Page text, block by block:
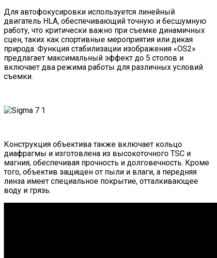
Для автофокусировки используется линейный
двигатель HLA, обеспечивающий точную и бесшумную
работу, что критически важно при съемке динамичных
сцен, таких как спортивные мероприятия или дикая
природа. Функция стабилизации изображения «OS2»
предлагает максимальный эффект до 5 стопов и
включает два режима работы для различных условий
съемки.
Конструкция объектива также включает кольцо
диафрагмы и изготовлена из высокоточного TSC и
магния, обеспечивая прочность и долговечность. Кроме
того, объектив защищен от пыли и влаги, а передняя
линза имеет специальное покрытие, отталкивающее
воду и грязь.